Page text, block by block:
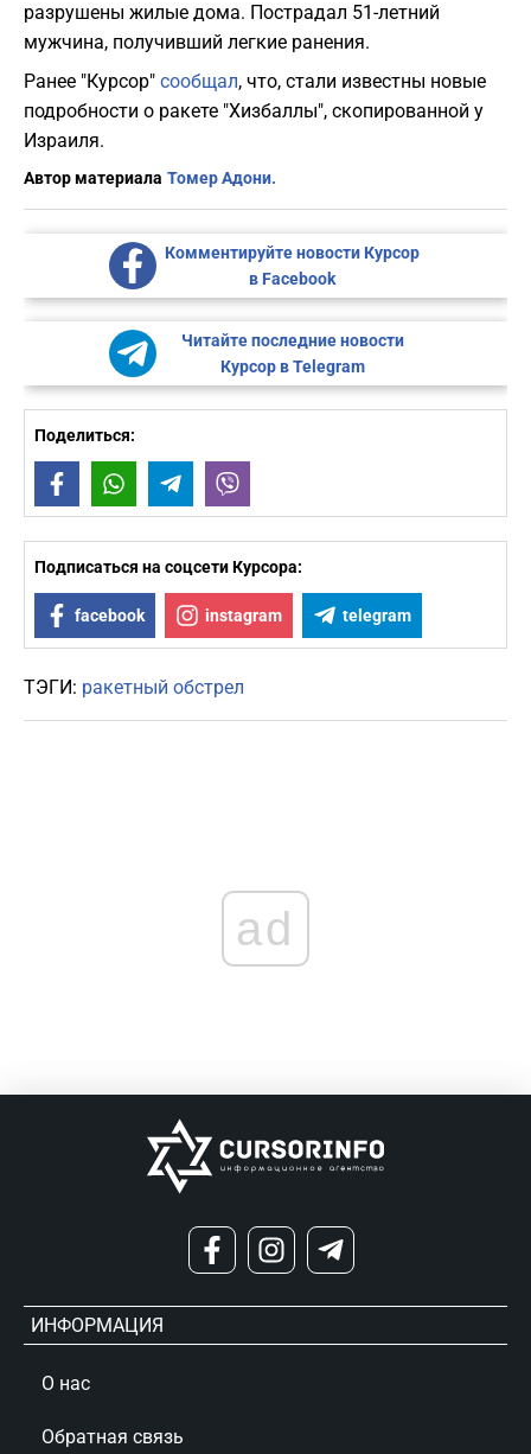
разрушены жилые дома. Пострадал 51-летний
мужчина, получивший легкие ранения.
Ранее "Курсор" сообщал, что, стали известны новые
подробности о ракете "Хизбаллы", скопированной у
Израиля.
Автор материала Томер Адони.
Комментируйте новости Курсор
в Facebook
Читайте последние новости
Курсор в Telegram
Поделиться:
FacebookWhatsAppTelegram
Подписаться на соцсети Курсора:
facebook instagram telegram
ТЭГИ: ракетный обстрел
ad
ИНФОРМАЦИЯ
О нас
Обратная связь